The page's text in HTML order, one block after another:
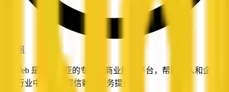
企信网
QX Web 是澳大利亚的专业与商业服务平台，帮助个人和企业在
重点行业中找到值得信赖的服务提供商。